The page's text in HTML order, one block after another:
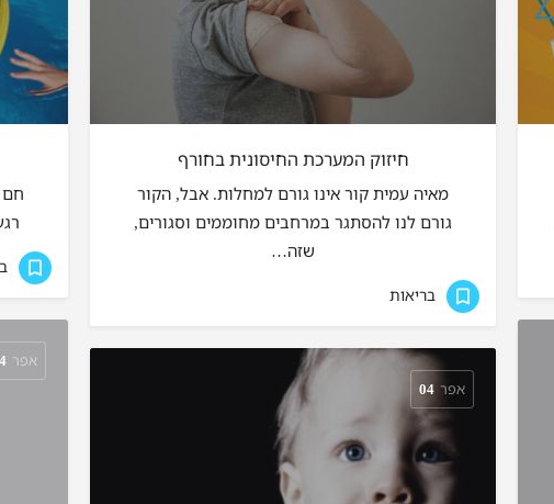
חיזוק המערכת החיסונית בחורף
מאיה עמית קור אינו גורם למחלות. אבל, הקור
גורם לנו להסתגר במרחבים מחוממים וסגורים,
שזה…
בריאות
חם
אפר
אפר 04